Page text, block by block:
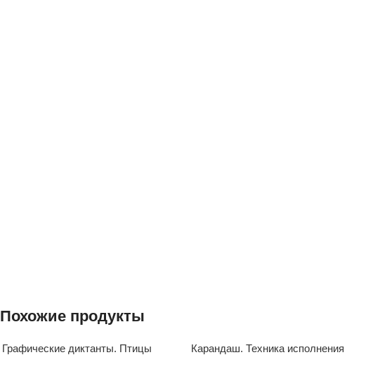
Похожие продукты
Графические диктанты. Птицы Карандаш. Техника исполнения